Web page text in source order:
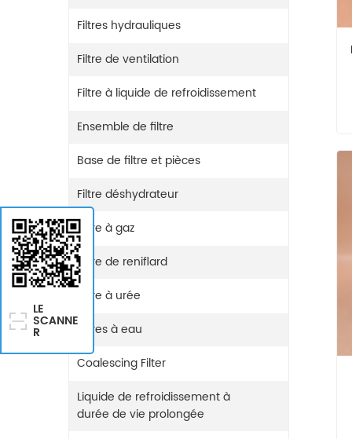
Filtres hydrauliques
Filtre de ventilation
Filtre à liquide de refroidissement
Ensemble de filtre
Base de filtre et pièces
Filtre déshydrateur
Filtre à gaz
Filtre de reniflard
Filtre à urée
Filtres à eau
Coalescing Filter
Liquide de refroidissement à
durée de vie prolongée
LE
SCANNE
R